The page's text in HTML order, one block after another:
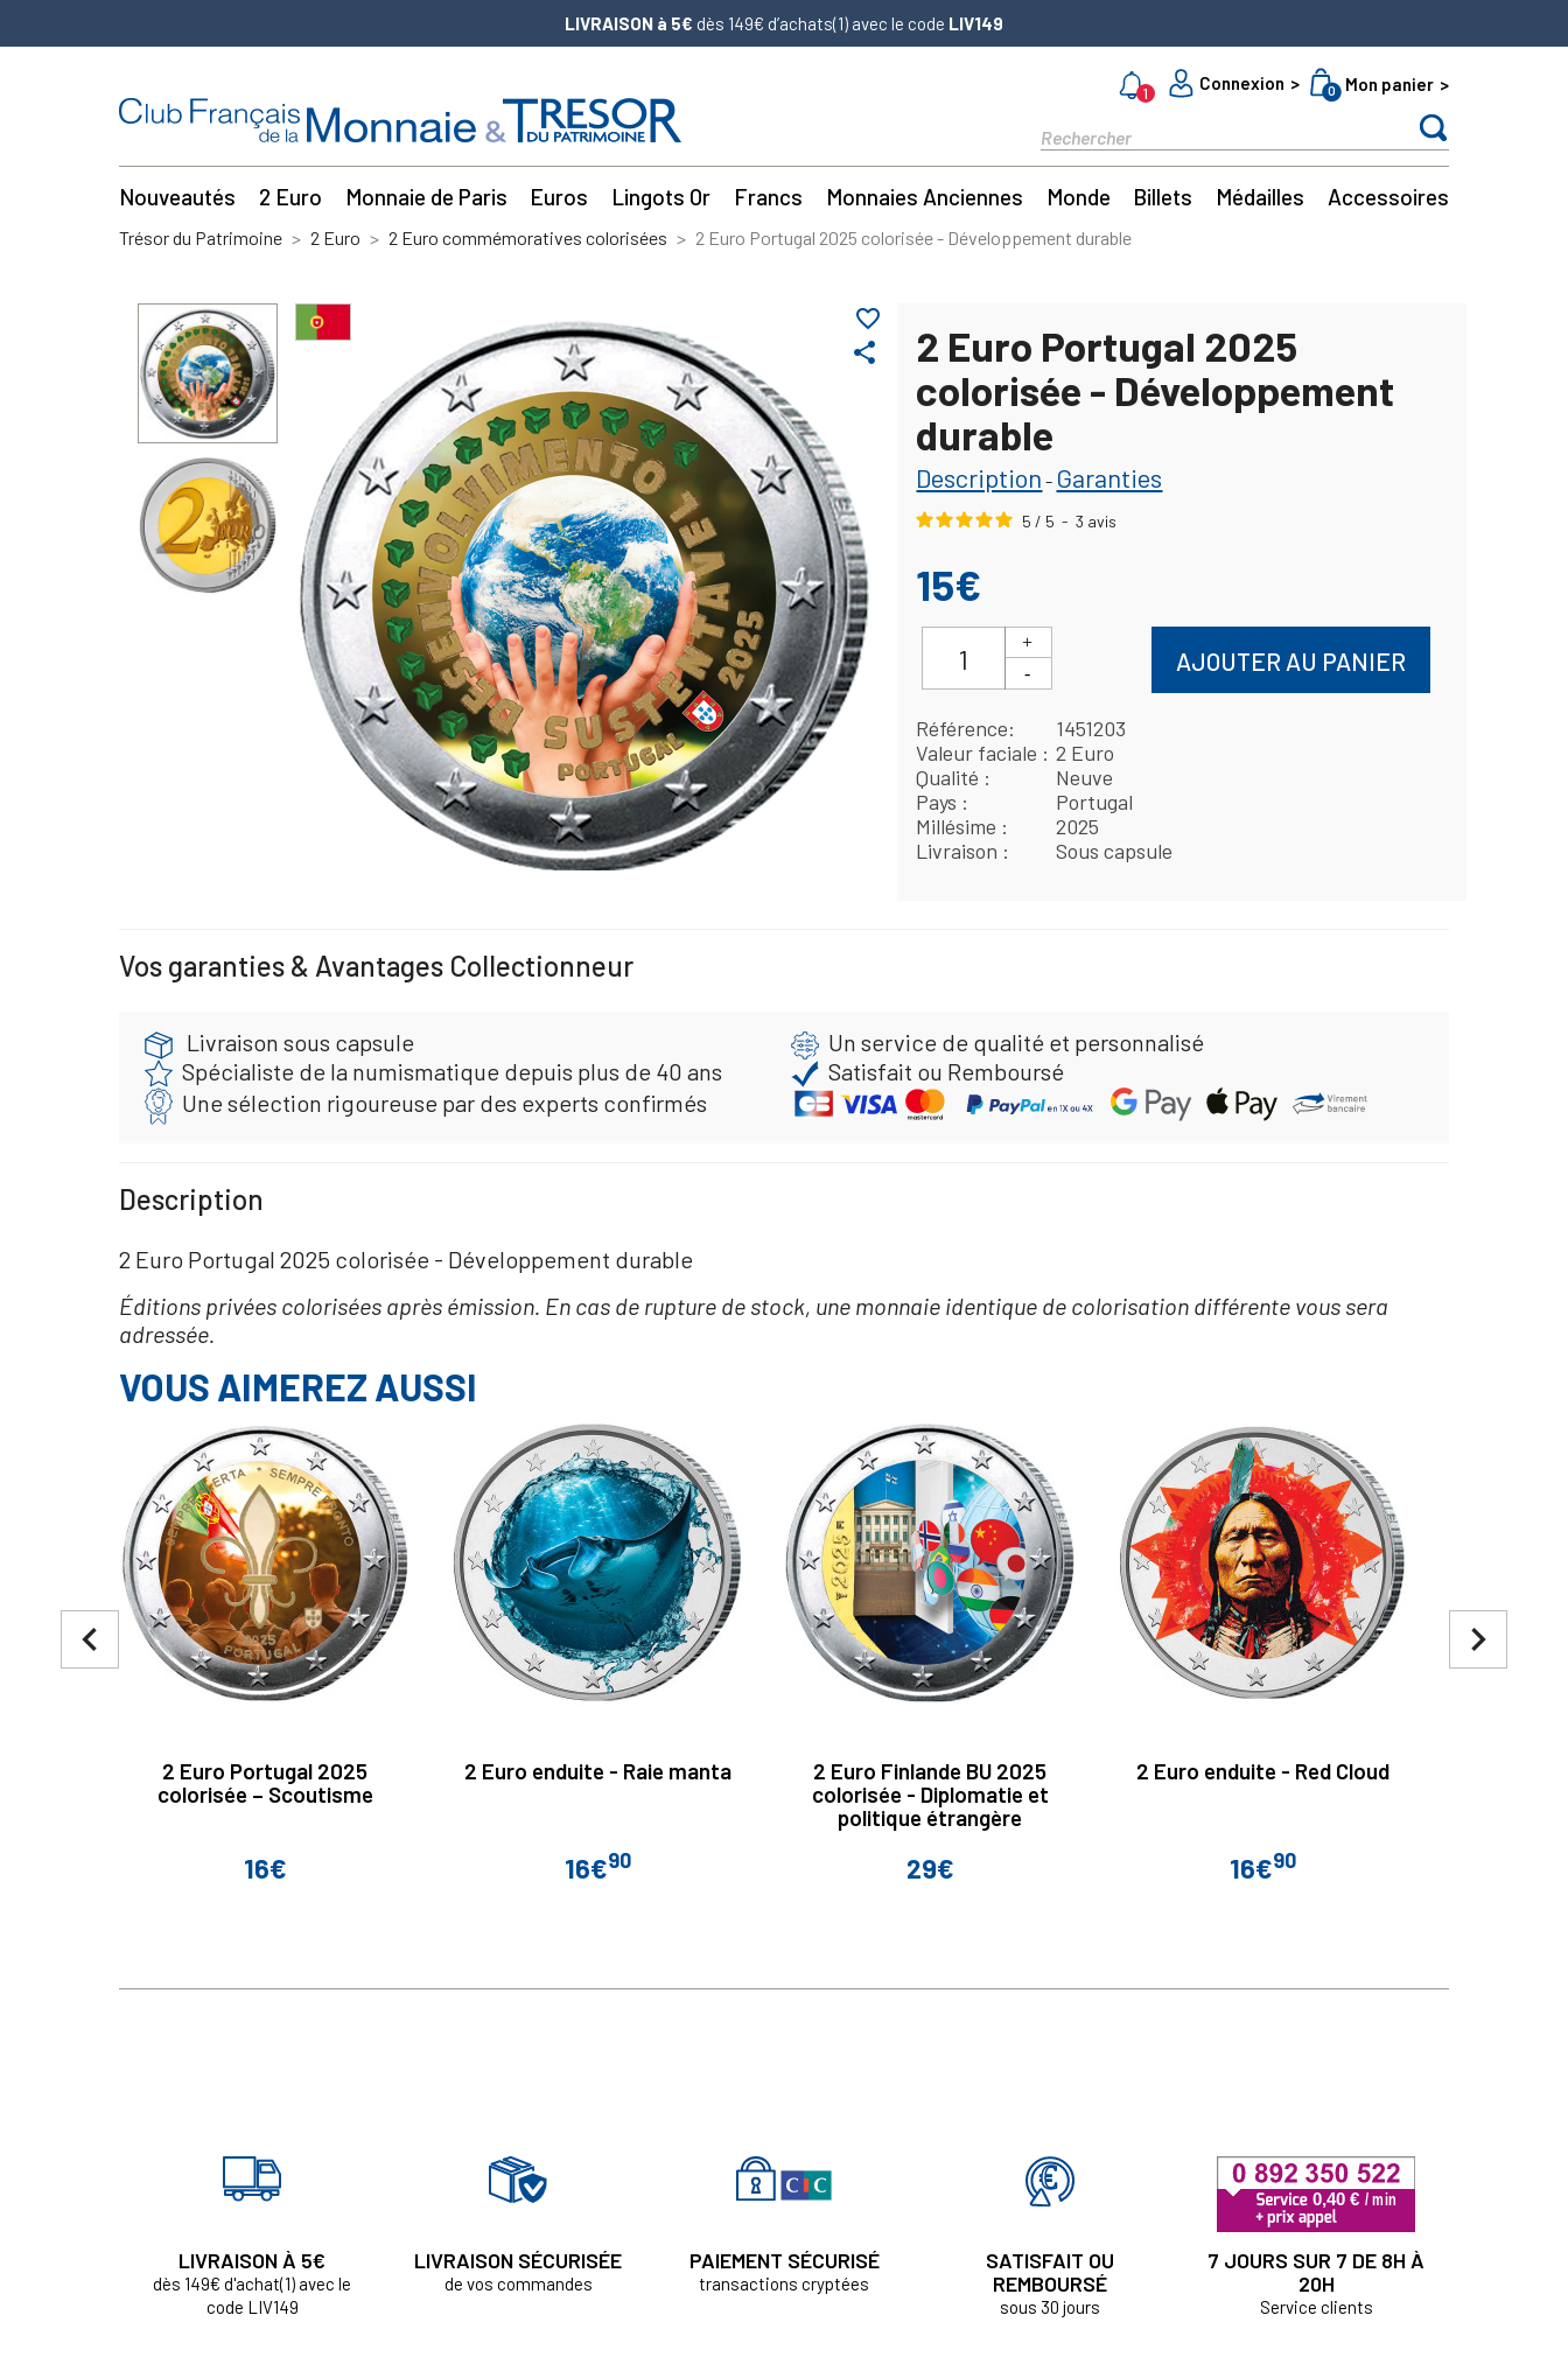
LIVRAISON à 5€ dès 149€ d’achats(1) avec le code LIV149
1
Connexion 0 Mon panier
Nouveautés 2 Euro Monnaie de Paris Euros Lingots Or Francs Monnaies Anciennes Monde Billets Médailles Accessoires
Trésor du Patrimoine 2 Euro 2 Euro commémoratives colorisées 2 Euro Portugal 2025 colorisée - Développement durable
share
favorite_border
2 Euro Portugal 2025
colorisée - Développement
durable
Description - Garanties
5 / 5 - 3 avis
15€
AJOUTER AU PANIER
Référence
1451203
Valeur faciale
2 Euro
Qualité
Neuve
Pays
Portugal
Millésime
2025
Livraison
Sous capsule
Vos garanties & Avantages Collectionneur
Livraison sous capsule
Un service de qualité et personnalisé
Spécialiste de la numismatique depuis plus de 40 ans
Satisfait ou Remboursé
Une sélection rigoureuse par des experts confirmés
Description
2 Euro Portugal 2025 colorisée - Développement durable
Éditions privées colorisées après émission. En cas de rupture de stock, une monnaie identique de colorisation différente vous sera
adressée.
VOUS AIMEREZ AUSSI
2 Euro Portugal 2025
colorisée – Scoutisme
Prix
16€
2 Euro enduite - Raie manta
Prix
16€90
2 Euro Finlande BU 2025
colorisée - Diplomatie et
politique étrangère
Prix
29€
2 Euro enduite - Red Cloud
Prix
16€90
navigate_next
navigate_before
LIVRAISON À 5€
dès 149€ d'achat(1) avec le
code LIV149
LIVRAISON SÉCURISÉE
de vos commandes
PAIEMENT SÉCURISÉ
transactions cryptées
SATISFAIT OU
REMBOURSÉ
sous 30 jours
7 JOURS SUR 7 DE 8H À
20H
Service clients